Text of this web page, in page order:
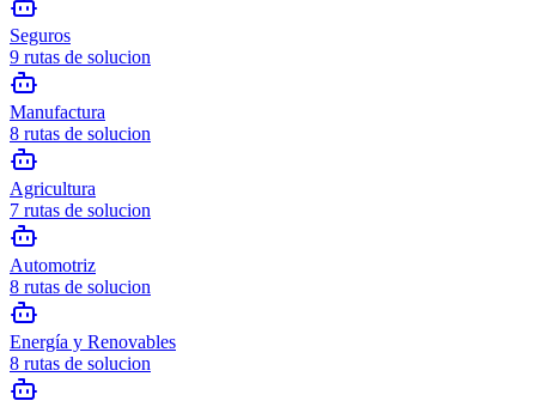
Seguros
9 rutas de solucion
Manufactura
8 rutas de solucion
Agricultura
7 rutas de solucion
Automotriz
8 rutas de solucion
Energía y Renovables
8 rutas de solucion